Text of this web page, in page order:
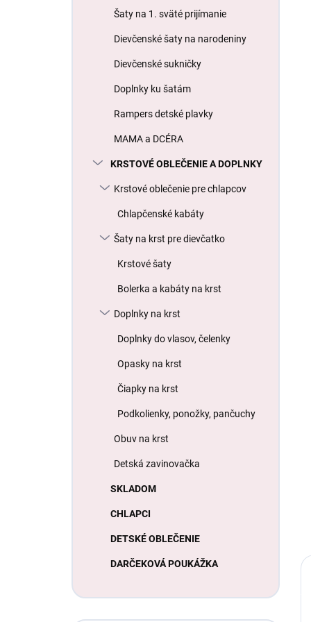
Šaty na 1. sväté prijímanie
Dievčenské šaty na narodeniny
Dievčenské sukničky
Doplnky ku šatám
Rampers detské plavky
MAMA a DCÉRA
KRSTOVÉ OBLEČENIE A DOPLNKY
Krstové oblečenie pre chlapcov
Chlapčenské kabáty
Šaty na krst pre dievčatko
Krstové šaty
Bolerka a kabáty na krst
Doplnky na krst
Doplnky do vlasov, čelenky
Opasky na krst
Čiapky na krst
Podkolienky, ponožky, pančuchy
Obuv na krst
Detská zavinovačka
SKLADOM
CHLAPCI
DETSKÉ OBLEČENIE
DARČEKOVÁ POUKÁŽKA